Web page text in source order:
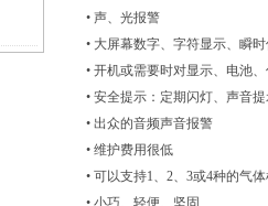
• 声、光报警
• 大屏幕数字、字符显示、瞬
• 开机或需要时对显示、电池
• 安全提示：定期闪灯、声音
• 出众的音频声音报警
• 维护费用很低
• 可以支持1、2、3或4种的气
• 小巧、轻便、坚固